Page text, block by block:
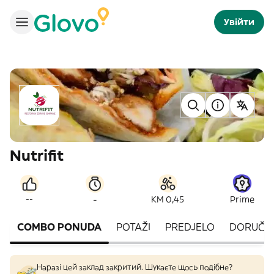
Увійти
Nutrifit
-- - KM 0,45 Prime
COMBO PONUDA POTAŽI PREDJELO
Наразі цей заклад закритий. Шукаєте щось подібне?